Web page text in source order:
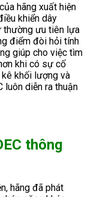
hãng xuất hiện
khiển dây
thường ưu tiên lựa
điểm đòi hỏi tính
giúp cho việc tìm
khi có sự cố
khối lượng và
luôn diễn ra thuận
thông
hãng đã phát